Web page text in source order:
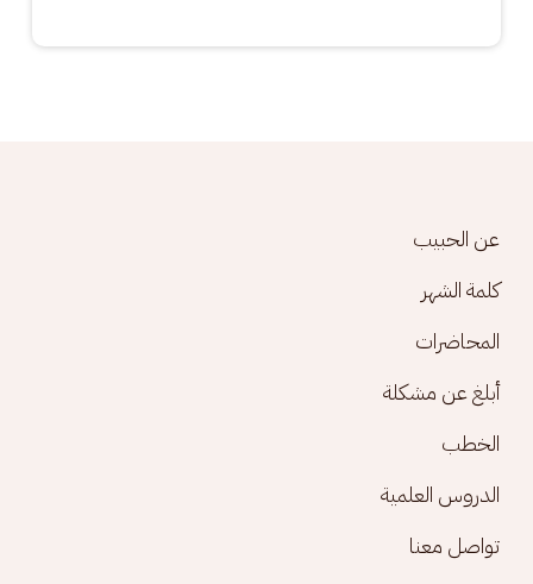
Footer menu
عن الحبيب
كلمة الشهر
المحاضرات
أبلغ عن مشكلة
الخطب
الدروس العلمية
تواصل معنا